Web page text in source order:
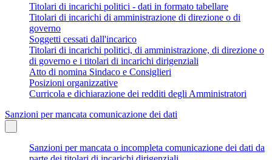
Titolari di incarichi politici - dati in formato tabellare
Titolari di incarichi di amministrazione di direzione o di
governo
Soggetti cessati dall'incarico
Titolari di incarichi politici, di amministrazione, di direzione o
di governo e i titolari di incarichi dirigenziali
Atto di nomina Sindaco e Consiglieri
Posizioni organizzative
Curricola e dichiarazione dei redditi degli Amministratori
Sanzioni per mancata comunicazione dei dati
Sanzioni per mancata o incompleta comunicazione dei dati da